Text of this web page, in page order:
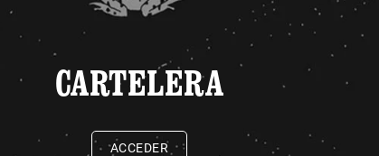
CARTELERA
ACCEDER